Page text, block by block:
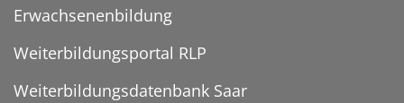
Erwachsenenbildung
Weiterbildungsportal RLP
Weiterbildungsdatenbank Saar